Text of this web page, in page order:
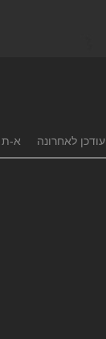
עודכן לאחרונה א-ת